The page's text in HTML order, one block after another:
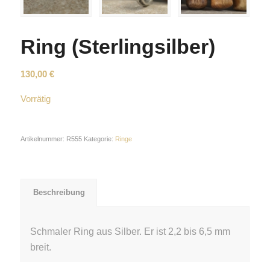
Ring (Sterlingsilber)
130,00 €
Vorrätig
Artikelnummer: R555 Kategorie: Ringe
Beschreibung
Schmaler Ring aus Silber. Er ist 2,2 bis 6,5 mm
breit.